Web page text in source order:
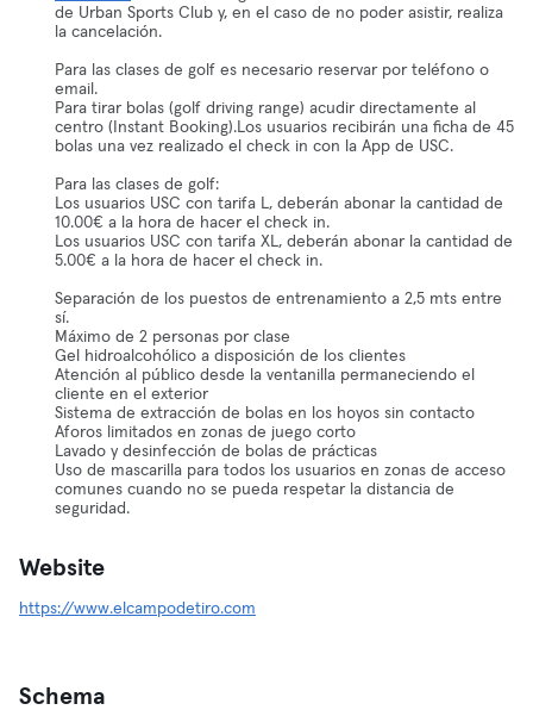
de Urban Sports Club y, en el caso de no poder asistir, realiza
la cancelación.
Para las clases de golf es necesario reservar por teléfono o
email.
Para tirar bolas (golf driving range) acudir directamente al
centro (Instant Booking).Los usuarios recibirán una ficha de 45
bolas una vez realizado el check in con la App de USC.
Para las clases de golf:
Los usuarios USC con tarifa L, deberán abonar la cantidad de
10.00€ a la hora de hacer el check in.
Los usuarios USC con tarifa XL, deberán abonar la cantidad de
5.00€ a la hora de hacer el check in.
Separación de los puestos de entrenamiento a 2,5 mts entre
sí.
Máximo de 2 personas por clase
Gel hidroalcohólico a disposición de los clientes
Atención al público desde la ventanilla permaneciendo el
cliente en el exterior
Sistema de extracción de bolas en los hoyos sin contacto
Aforos limitados en zonas de juego corto
Lavado y desinfección de bolas de prácticas
Uso de mascarilla para todos los usuarios en zonas de acceso
comunes cuando no se pueda respetar la distancia de
seguridad.
Website
https://www.elcampodetiro.com
Schema